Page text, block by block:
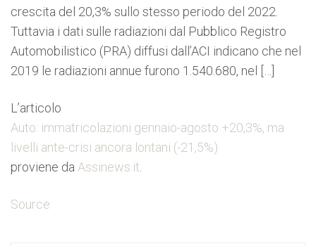
crescita del 20,3% sullo stesso periodo del 2022.
Tuttavia i dati sulle radiazioni dal Pubblico Registro
Automobilistico (PRA) diffusi dall’ACI indicano che nel
2019 le radiazioni annue furono 1.540.680, nel […]
L’articolo
Auto: immatricolazioni gennaio-agosto +20,3%, ma
livelli ante-crisi ancora lontani (-21,5%)
proviene da Assinews.it
Source